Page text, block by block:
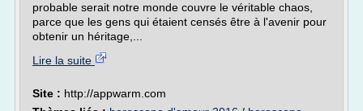
probable serait notre monde couvre le véritable chaos,
parce que les gens qui étaient censés être à l'avenir pour
obtenir un héritage,...
Lire la suite
Site : http://appwarm.com